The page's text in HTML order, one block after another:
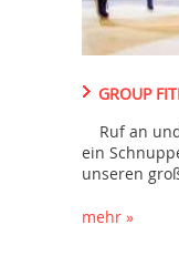
GROUP
Ruf an
ein
unseren
mehr »